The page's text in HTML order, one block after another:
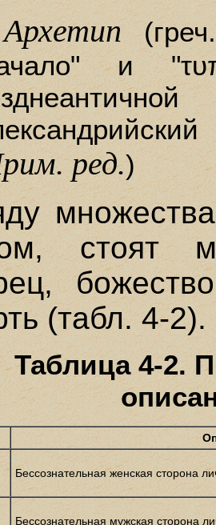
Архетип
и
ред.)
стоят
(табл. 4-2).
Таблица 4-2.
Бессознательная женская сторона
Бессознательная мужская сторона